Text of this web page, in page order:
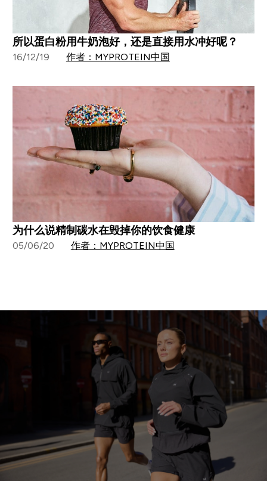
所以蛋白粉用牛奶泡好，还是直接用水冲好呢？
16/12/19 作者：MYPROTEIN中国
为什么说精制碳水在毁掉你的饮食健康
05/06/20 作者：MYPROTEIN中国